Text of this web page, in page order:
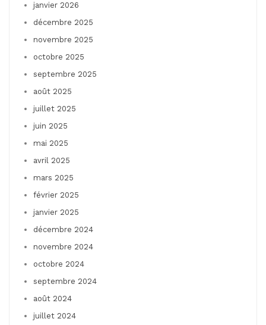
janvier 2026
décembre 2025
novembre 2025
octobre 2025
septembre 2025
août 2025
juillet 2025
juin 2025
mai 2025
avril 2025
mars 2025
février 2025
janvier 2025
décembre 2024
novembre 2024
octobre 2024
septembre 2024
août 2024
juillet 2024